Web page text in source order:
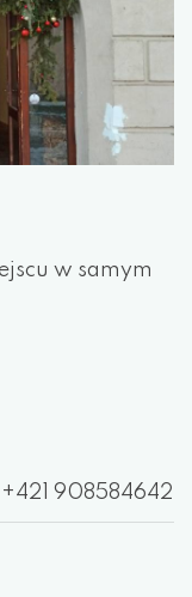
w samym
+421 908584642